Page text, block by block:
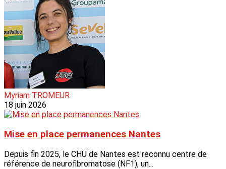
Myriam TROMEUR
18 juin 2026
Mise en place permanences Nantes
Depuis fin 2025, le CHU de Nantes est reconnu centre de
référence de neurofibromatose (NF1), un...